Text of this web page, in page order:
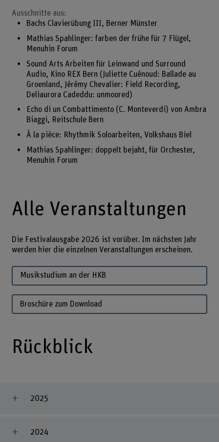
Ausschnitte aus:
Bachs Clavierübung III, Berner Münster
Mathias Spahlinger: farben der frühe für 7 Flügel,
Menuhin Forum
Sound Arts Arbeiten für Leinwand und Surround
Audio, Kino REX Bern (Juliette Cuénoud: Ballade au
Groenland, Jérémy Chevalier: Field Recording,
Deliaurora Cadeddu: unmoored)
Echo di un Combattimento (C. Monteverdi) von Ambra
Biaggi, Reitschule Bern
À la pièce: Rhythmik Soloarbeiten, Volkshaus Biel
Mathias Spahlinger: doppelt bejaht, für Orchester,
Menuhin Forum
Alle Veranstaltungen
Die Festivalausgabe 2026 ist vorüber. Im nächsten Jahr
werden hier die einzelnen Veranstaltungen erscheinen.
Musikstudium an der HKB
Broschüre zum Download
Rückblick
2025
2024